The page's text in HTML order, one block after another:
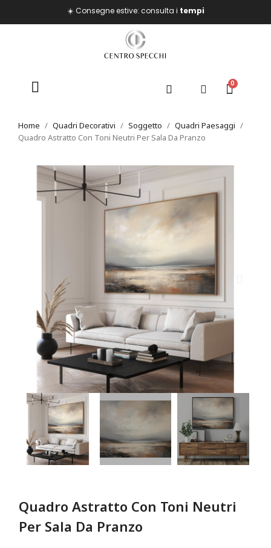
☀️ Consegne estive: consulta i tempi
Home Quadri Decorativi Soggetto
Quadri Paesaggi
Quadro Astratto Con Toni Neutri Per Sala Da Pranzo
Quadro Astratto Con Toni Neutri
Per Sala Da Pranzo